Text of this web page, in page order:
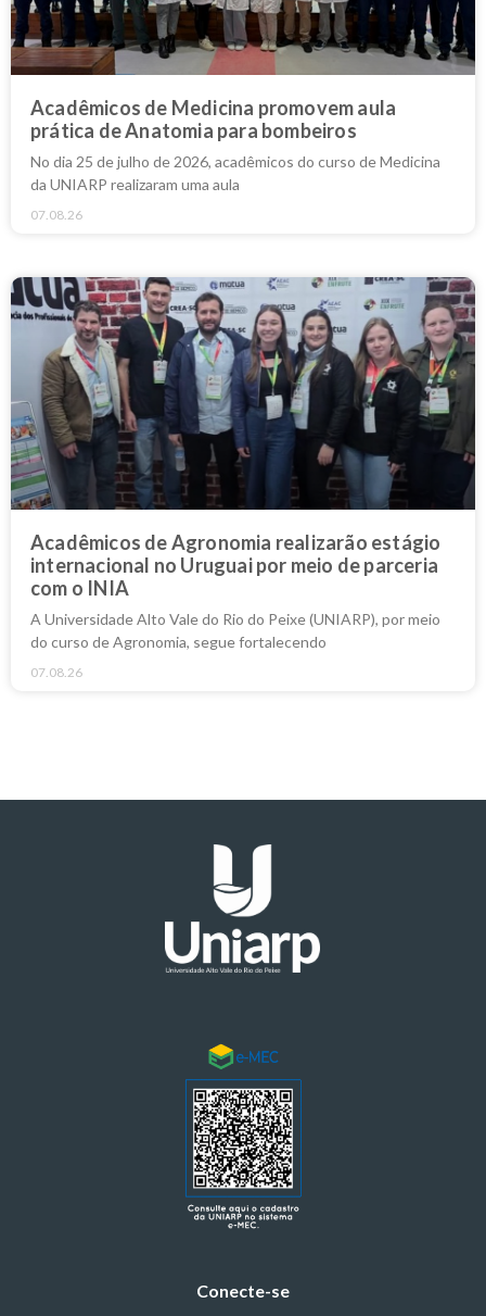
Acadêmicos de Medicina promovem aula
prática de Anatomia para bombeiros
No dia 25 de julho de 2026, acadêmicos do curso de Medicina
da UNIARP realizaram uma aula
07.08.26
Acadêmicos de Agronomia realizarão estágio
internacional no Uruguai por meio de parceria
com o INIA
A Universidade Alto Vale do Rio do Peixe (UNIARP), por meio
do curso de Agronomia, segue fortalecendo
07.08.26
Conecte-se